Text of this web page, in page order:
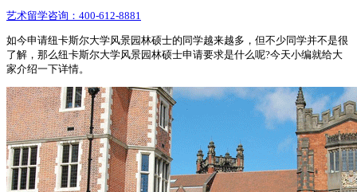
艺术留学咨询： 400-612-8881
如今申请纽卡斯尔大学风景园林硕士的同学越来越多，但不少同学并不是很
了解，那么纽卡斯尔大学风景园林硕士申请要求是什么呢?今天小编就给大
家介绍一下详情。